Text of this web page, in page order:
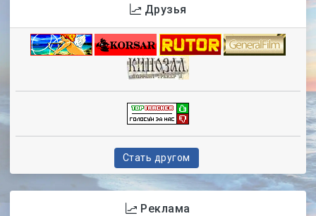
Друзья
Стать другом
Реклама